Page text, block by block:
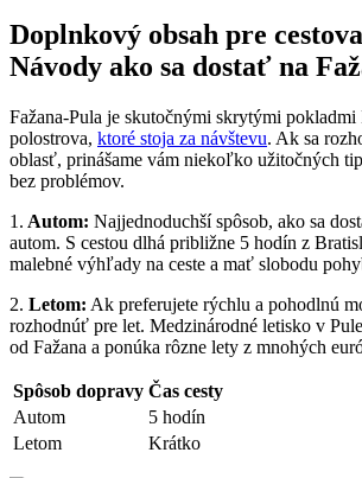
Doplnkový obsah pre
Návody ako sa dostať na
Fažana-Pula je skutočnými skrytými pokladmi
polostrova, ktoré stoja za návštevu. Ak sa
oblasť, prinášame vám niekoľko užitočných
bez problémov.
1. Autom: Najjednoduchší spôsob, ako sa
autom. S cestou dlhá približne 5 hodín z
malebné výhľady na ceste a mať slobodu
2. Letom: Ak preferujete rýchlu a pohodlnú
rozhodnúť pre let. Medzinárodné letisko v
od Fažana a ponúka rôzne lety z mnohých
Spôsob dopravy Čas cesty
Autom
5 hodín
Letom
Krátko